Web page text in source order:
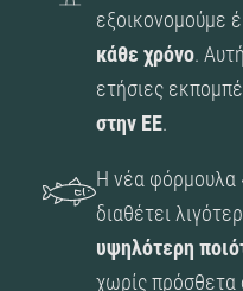
εξοικονομούμε
κάθε χρόνο.
ετήσιες
στην ΕΕ.
Η νέα φόρμουλα
διαθέτει
υψηλότερη
χωρίς πρόσθετα